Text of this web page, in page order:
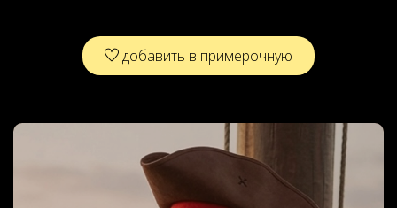
добавить в примерочную